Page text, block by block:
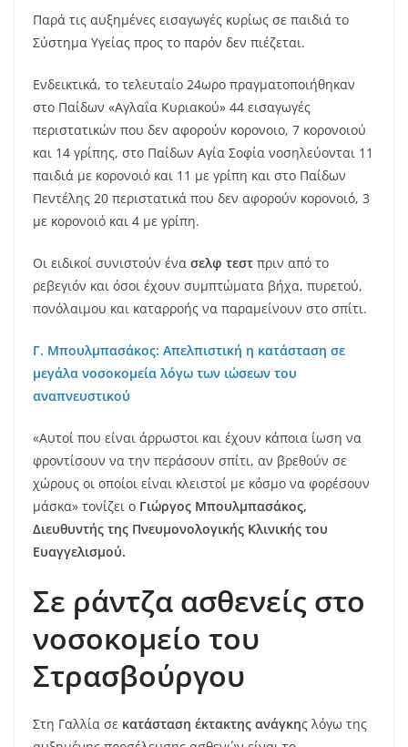
Παρά τις αυξημένες εισαγωγές κυρίως σε παιδιά το
Σύστημα Υγείας προς το παρόν δεν πιέζεται.
Ενδεικτικά, το τελευταίο 24ωρο πραγματοποιήθηκαν
στο Παίδων «Αγλαΐα Κυριακού» 44 εισαγωγές
περιστατικών που δεν αφορούν κορονοιο, 7 κορονοιού
και 14 γρίπης, στο Παίδων Αγία Σοφία νοσηλεύονται 11
παιδιά με κορονοιό και 11 με γρίπη και στο Παίδων
Πεντέλης 20 περιστατικά που δεν αφορούν κορονοιό, 3
με κορονοιό και 4 με γρίπη.
Οι ειδικοί συνιστούν ένα σελφ τεστ πριν από το
ρεβεγιόν και όσοι έχουν συμπτώματα βήχα, πυρετού,
πονόλαιμου και καταρροής να παραμείνουν στο σπίτι.
Γ. Μπουλμπασάκος: Απελπιστική η κατάσταση σε
μεγάλα νοσοκομεία λόγω των ιώσεων του
αναπνευστικού
«Αυτοί που είναι άρρωστοι και έχουν κάποια ίωση να
φροντίσουν να την περάσουν σπίτι, αν βρεθούν σε
χώρους οι οποίοι είναι κλειστοί με κόσμο να φορέσουν
μάσκα» τονίζει ο Γιώργος Μπουλμπασάκος,
Διευθυντής της Πνευμονολογικής Κλινικής του
Ευαγγελισμού.
Σε ράντζα ασθενείς στο
νοσοκομείο του
Στρασβούργου
Στη Γαλλία σε κατάσταση έκτακτης ανάγκης λόγω της